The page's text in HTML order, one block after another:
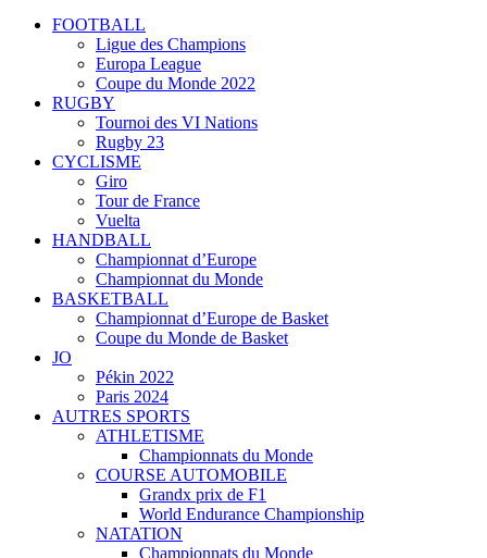
FOOTBALL
Ligue des Champions
Europa League
Coupe du Monde 2022
RUGBY
Tournoi des VI Nations
Rugby 23
CYCLISME
Giro
Tour de France
Vuelta
HANDBALL
Championnat d’Europe
Championnat du Monde
BASKETBALL
Championnat d’Europe de Basket
Coupe du Monde de Basket
JO
Pékin 2022
Paris 2024
AUTRES SPORTS
ATHLETISME
Championnats du Monde
COURSE AUTOMOBILE
Grandx prix de F1
World Endurance Championship
NATATION
Championnats du Monde